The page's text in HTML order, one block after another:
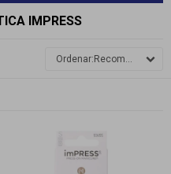
IMPRESS
Recomendados